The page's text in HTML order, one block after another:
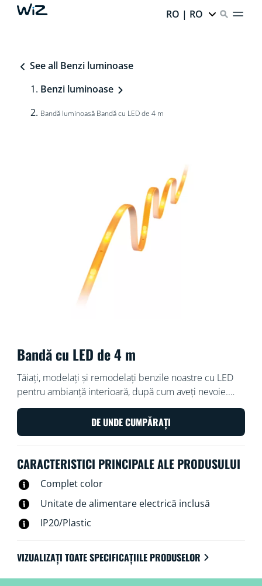
RO | RO
See all Benzi luminoase
Benzi luminoase
Bandă luminoasă Bandă cu LED de 4 m
Bandă cu LED de 4 m
Tăiați, modelați și remodelați benzile noastre cu LED
pentru ambianță interioară, după cum aveți nevoie.
Modurile sale de iluminat colorat și dinamic
înfrumusețează spațiul de sub dulapuri sau din spatele
mobilierului, iar lumina sa ambientală creează
relaxați.
DE UNDE CUMPĂRAȚI
CARACTERISTICI PRINCIPALE ALE PRODUSULUI
Complet color
Unitate de alimentare electrică inclusă
IP20/Plastic
VIZUALIZAȚI TOATE SPECIFICAȚIILE PRODUSELOR